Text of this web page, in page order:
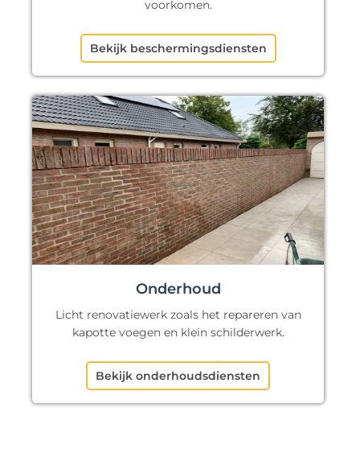
voorkomen.
Bekijk beschermingsdiensten
Onderhoud
Licht renovatiewerk zoals het repareren van
kapotte voegen en klein schilderwerk.
Bekijk onderhoudsdiensten